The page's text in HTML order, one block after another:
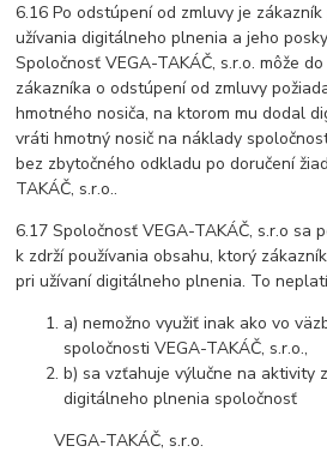
6.16 Po odstúpení od zmluvy je
užívania digitálneho plnenia a jeho
Spoločnosť VEGA-TAKÁČ, s.r.o. môže
zákazníka o odstúpení od zmluvy
hmotného nosiča, na ktorom mu dodal
vráti hmotný nosič na náklady
bez zbytočného odkladu po doručení
TAKÁČ, s.r.o..
6.17 Spoločnosť VEGA-TAKÁČ, s.r.o sa
k zdrží používania obsahu, ktorý
pri užívaní digitálneho plnenia. To
a) nemožno využiť inak ako vo
spoločnosti VEGA-TAKÁČ, s.r.o.,
b) sa vzťahuje výlučne na aktivity
digitálneho plnenia spoločnosť
VEGA-TAKÁČ, s.r.o.